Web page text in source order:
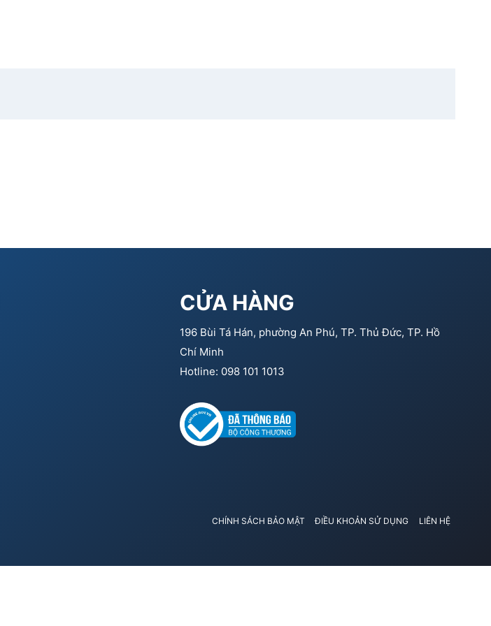
CỬA HÀNG
196 Bùi Tá Hán, phường An Phú, TP. Thủ Đức, TP. Hồ
Chí Minh
Hotline: 098 101 1013
CHÍNH SÁCH BẢO MẬT ĐIỀU KHOẢN SỬ DỤNG LIÊN HỆ